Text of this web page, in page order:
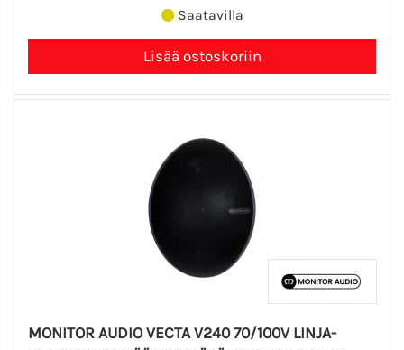
Saatavilla
MONITOR AUDIO VECTA V240 70/100V LINJA-